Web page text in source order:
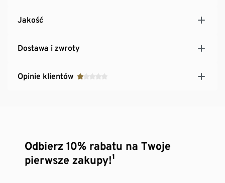
Jakość
Dostawa i zwroty
Opinie klientów
Odbierz 10% rabatu na Twoje
pierwsze zakupy!¹